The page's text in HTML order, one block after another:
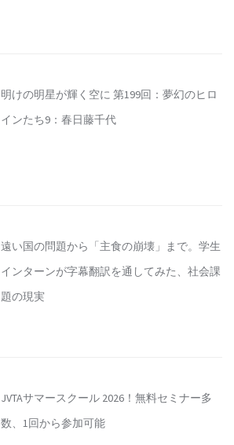
明けの明星が輝く空に 第199回：夢幻のヒロ
インたち9：春日藤千代
遠い国の問題から「主食の崩壊」まで。学生
インターンが字幕翻訳を通してみた、社会課
題の現実
JVTAサマースクール 2026！無料セミナー多
数、1回から参加可能